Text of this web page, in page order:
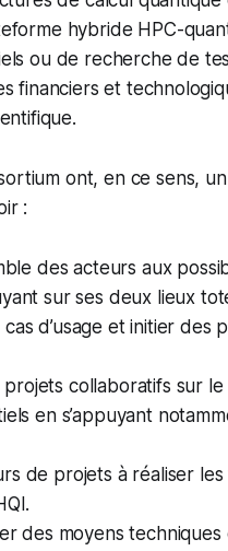
hybride HPC-
ou de recherche de
financiers et
ont, en ce sens,
:
des acteurs aux
sur ses deux lieux
d’usage et initier des
collaboratifs sur
en s’appuyant
de projets à réaliser
des moyens